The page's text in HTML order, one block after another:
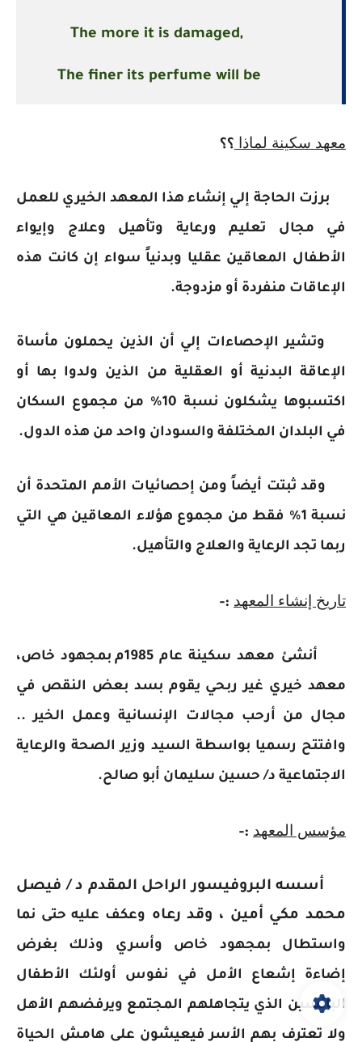
The more it is damaged,
The finer its perfume will be
معهد سكينة لماذا ؟؟
برزت الحاجة إلي إنشاء هذا المعهد الخيري للعمل
في مجال تعليم ورعاية وتأهيل وعلاج وإيواء
الأطفال المعاقين عقليا وبدنياً سواء إن كانت هذه
الإعاقات منفردة أو مزدوجة.
وتشير الإحصاءات إلي أن الذين يحملون مأساة
الإعاقة البدنية أو العقلية من الذين ولدوا بها أو
اكتسبوها يشكلون نسبة 10% من مجموع السكان
في البلدان المختلفة والسودان واحد من هذه الدول.
وقد ثبتت أيضاً ومن إحصائيات الأمم المتحدة أن
نسبة 1% فقط من مجموع هؤلاء المعاقين هي التي
ربما تجد الرعاية والعلاج والتأهيل.
تاريخ إنشاء المعهد :-
أنشئ معهد سكينة عام 1985م بمجهود خاص،
معهد خيري غير ربحي يقوم بسد بعض النقص في
مجال من أرحب مجالات الإنسانية وعمل الخير ..
وافتتح رسميا بواسطة السيد وزير الصحة والرعاية
الاجتماعية د/ حسين سليمان أبو صالح.
مؤسس المعهد :-
أسسه البروفيسور الراحل المقدم د / فيصل
محمد مكي أمين ، وقد رعاه وعكف عليه حتى نما
واستطال بمجهود خاص وأسري وذلك بغرض
إضاءة إشعاع الأمل في نفوس أولئك الأطفال
البائسين الذي يتجاهلهم المجتمع ويرفضهم الأهل
ولا تعترف بهم الأسر فيعيشون على هامش الحياة